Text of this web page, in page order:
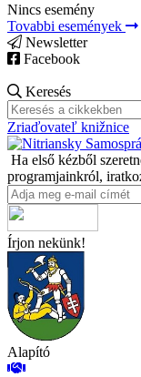
Nincs esemény
Tovabbi események
Newsletter
Facebook
Keresés
Zriaďovateľ knižnice
Ha első kézből
programjainkról,
Írjon nekünk!
Alapító